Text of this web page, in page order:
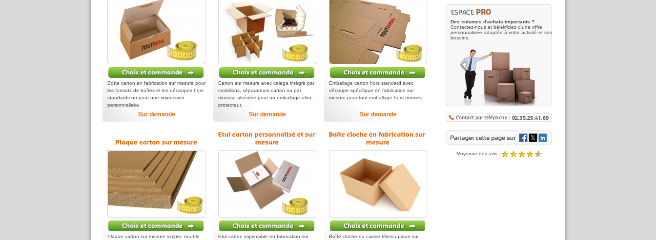
Boîte carton en fabrication sur mesure pour
les formats de boîtes et les découpes hors
standards ou pour une impression
personnalisée.
Sur demande
Carton sur mesure avec calage intégré par
croisillons, séparateurs carton ou par
mousse alvéolée pour un emballage ultra-
protecteur.
Sur demande
Emballage carton hors standard avec
découpe spécifique en fabrication sur
mesure pour tout emballage hors normes.
Sur demande
Plaque carton sur mesure simple, double
Etui carton imprimable en fabrication sur
Boîte cloche ou caisse télescopique sur
Des volumes d'achats importants ?
Contactez-nous et bénéficiez d'une offre
personnalisée adaptée à votre activité et vos
besoins.
Moyenne des avis :